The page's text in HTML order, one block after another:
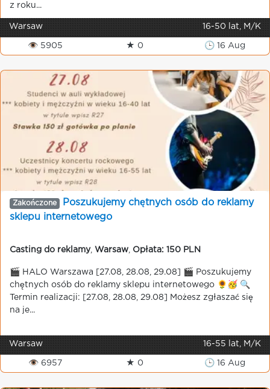
z roku...
Warsaw 16-50 lat, M/K
👁 5905 ★ 0 🕒 16 Aug
Zakończone
Poszukujemy chętnych osób do reklamy
sklepu internetowego
Casting do reklamy, Warsaw Opłata: 150 PLN
🎬 HALO Warszawa [27.08, 28.08, 29.08] 🎬 Poszukujemy
chętnych osób do reklamy sklepu internetowego 🌻🥳 🔍
Termin realizacji: [27.08, 28.08, 29.08] Możesz zgłaszać się
na je...
Warsaw 16-55 lat, M/K
👁 6957 ★ 0 🕒 16 Aug